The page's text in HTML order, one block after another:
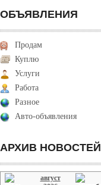
ОБЪЯВЛЕНИЯ
Продам
Куплю
Услуги
Работа
Разное
Авто-объявления
АРХИВ НОВОСТЕЙ
август